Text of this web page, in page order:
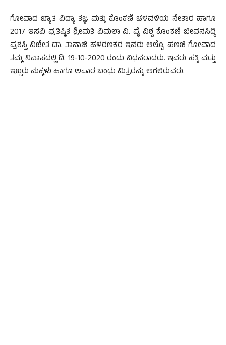
ಗೋವಾದ ಖ್ಯಾತ ವಿದ್ಯಾ ತಜ್ಞ ಮತ್ತು ಕೊಂಕಣಿ ಚಳವಳಿಯ ನೇತಾರ ಹಾಗೂ
2017 ಇಸವಿ ಪ್ರತಿಷ್ಠಿತ ಶ್ರೀಮತಿ ವಿಮಲಾ ವಿ. ಪೈ ವಿಶ್ವ ಕೊಂಕಣಿ ಜೀವನಸಿದ್ಧಿ
ಪ್ರಶಸ್ತಿ ವಿಜೇತ ಡಾ. ತಾನಾಜಿ ಹಳರಣಕರ ಇವರು ಆಲ್ಟೊ, ಪಣಜಿ ಗೋವಾದ
ತಮ್ಮ ನಿವಾಸದಲ್ಲಿ ದಿ. 19-10-2020 ರಂದು ನಿಧನರಾದರು. ಇವರು ಪತ್ನಿ ಮತ್ತು
ಇಬ್ಬರು ಮಕ್ಕಳು ಹಾಗೂ ಅಪಾರ ಬಂಧು ಮಿತ್ರರನ್ನು ಅಗಲಿರುವರು.